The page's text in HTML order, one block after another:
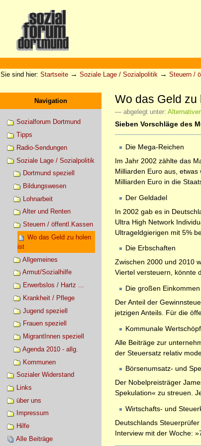
Werkzeuge
Sie sind hier: Startseite → Soziale Lage / Sozialpolitik → Steuern /
Navigation
Sozialforum Dortmund
Tipps
Radio-Sendungen
Soziale Lage / Sozialpolitik
Dortmund speziell
Bildungswesen
Lohnarbeit
Alter und Renten
Steuern / öffentl.Kassen
Wo das Geld zu holen
ist
Allgemeines
Armut/Sozialhilfe
Erwerbslos / Hartz ...
Krankheit / Pflege
Jugend speziell
Frauen speziell
MigrantInnen speziell
Agenda 2010 - allg.
Kommunen
Sozialer Widerstand
Links
über uns
Impressum
Hilfe
Alle Beiträge
Wo das Geld zu
— abgelegt unter:
Sieben Vorschläge des
Die Mega-Reichen
Im Jahr 2002 zählte das
Milliarden Euro aus,
Milliarden Euro in die
Der Geldadel
In 2002 gab es in
Ultra High Network
Ultrageldgierigen mit 5%
Die Erbschaften
Zwischen 2000 und 2010
Viertel versteuern, könnte
Die großen Einkommen
Der Anteil der
jetzigen Anteils. Für die
Kommunale
Alle Beiträge zur
der Steuersatz relativ
Börsenumsatz- und
Der Nobelpreisträger
Spekulation« zu streuen.
Wirtschafts- und
Deutschlands
Interview mit der Woche: